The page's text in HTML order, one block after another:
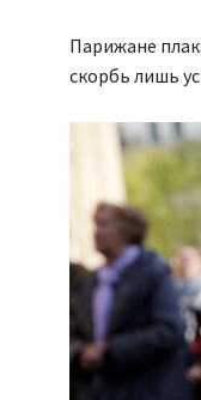
Парижане
скорбь лишь